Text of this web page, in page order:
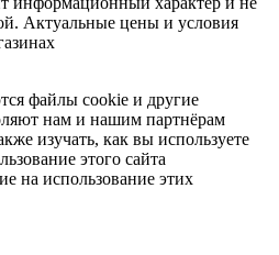
Актуальные цены и условия
файлы cookie и другие
нам и нашим партнёрам
изучать, как вы используете
этого сайта
на использование этих